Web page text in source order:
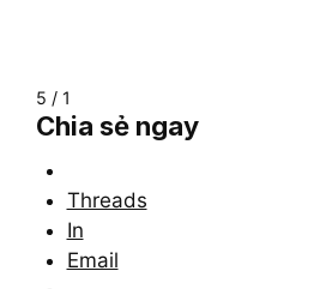
5 / 1
Chia sẻ ngay
Threads
In
Email